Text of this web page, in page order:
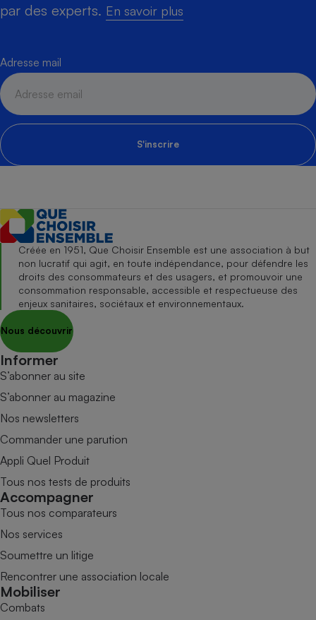
par des experts. En savoir plus
Adresse mail
S'inscrire
Créée en 1951, Que Choisir Ensemble est une association à but
non lucratif qui agit, en toute indépendance, pour défendre les
droits des consommateurs et des usagers, et promouvoir une
consommation responsable, accessible et respectueuse des
enjeux sanitaires, sociétaux et environnementaux.
Nous découvrir
Informer
S’abonner au site
S’abonner au magazine
Nos newsletters
Commander une parution
Appli Quel Produit
Tous nos tests de produits
Accompagner
Tous nos comparateurs
Nos services
Soumettre un litige
Rencontrer une association locale
Mobiliser
Combats